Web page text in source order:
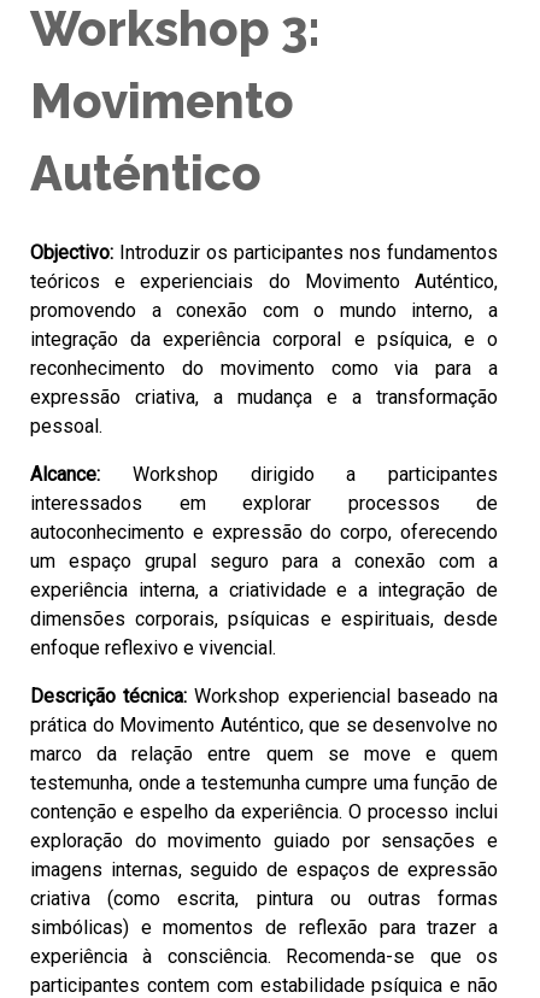
Workshop 3:
Movimento
Auténtico
Objectivo: Introduzir os participantes nos fundamentos
teóricos e experienciais do Movimento Auténtico,
promovendo a conexão com o mundo interno, a
integração da experiência corporal e psíquica, e o
reconhecimento do movimento como via para a
expressão criativa, a mudança e a transformação
pessoal.
Alcance: Workshop dirigido a participantes
interessados em explorar processos de
autoconhecimento e expressão do corpo, oferecendo
um espaço grupal seguro para a conexão com a
experiência interna, a criatividade e a integração de
dimensões corporais, psíquicas e espirituais, desde
enfoque reflexivo e vivencial.
Descrição técnica:Workshop experiencial baseado na
prática do Movimento Auténtico, que se desenvolve no
marco da relação entre quem se move e quem
testemunha, onde a testemunha cumpre uma função de
contenção e espelho da experiência. O processo inclui
exploração do movimento guiado por sensações e
imagens internas, seguido de espaços de expressão
criativa (como escrita, pintura ou outras formas
simbólicas) e momentos de reflexão para trazer a
experiência à consciência. Recomenda-se que os
participantes contem com estabilidade psíquica e não